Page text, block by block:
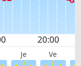
Je Ve